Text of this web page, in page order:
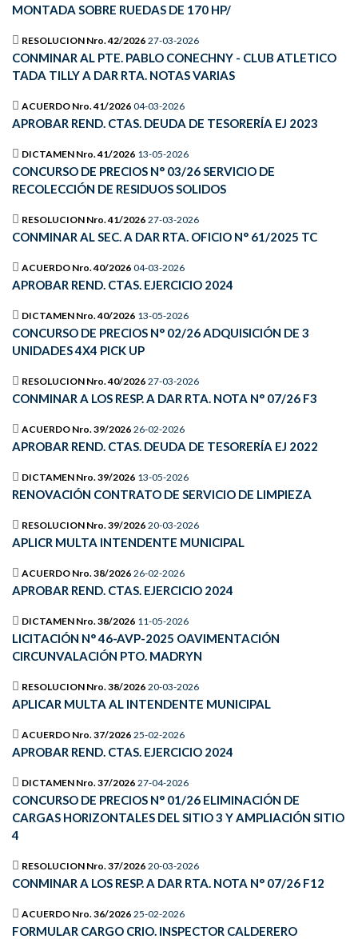
MONTADA SOBRE RUEDAS DE 170 HP/
RESOLUCION Nro. 42/2026 27-03-2026
CONMINAR AL PTE. PABLO CONECHNY - CLUB ATLETICO
TADA TILLY A DAR RTA. NOTAS VARIAS
ACUERDO Nro. 41/2026 04-03-2026
APROBAR REND. CTAS. DEUDA DE TESORERÍA EJ 2023
DICTAMEN Nro. 41/2026 13-05-2026
CONCURSO DE PRECIOS N° 03/26 SERVICIO DE
RECOLECCIÓN DE RESIDUOS SOLIDOS
RESOLUCION Nro. 41/2026 27-03-2026
CONMINAR AL SEC. A DAR RTA. OFICIO N° 61/2025 TC
ACUERDO Nro. 40/2026 04-03-2026
APROBAR REND. CTAS. EJERCICIO 2024
DICTAMEN Nro. 40/2026 13-05-2026
CONCURSO DE PRECIOS N° 02/26 ADQUISICIÓN DE 3
UNIDADES 4X4 PICK UP
RESOLUCION Nro. 40/2026 27-03-2026
CONMINAR A LOS RESP. A DAR RTA. NOTA N° 07/26 F3
ACUERDO Nro. 39/2026 26-02-2026
APROBAR REND. CTAS. DEUDA DE TESORERÍA EJ 2022
DICTAMEN Nro. 39/2026 13-05-2026
RENOVACIÓN CONTRATO DE SERVICIO DE LIMPIEZA
RESOLUCION Nro. 39/2026 20-03-2026
APLICR MULTA INTENDENTE MUNICIPAL
ACUERDO Nro. 38/2026 26-02-2026
APROBAR REND. CTAS. EJERCICIO 2024
DICTAMEN Nro. 38/2026 11-05-2026
LICITACIÓN N° 46-AVP-2025 OAVIMENTACIÓN
CIRCUNVALACIÓN PTO. MADRYN
RESOLUCION Nro. 38/2026 20-03-2026
APLICAR MULTA AL INTENDENTE MUNICIPAL
ACUERDO Nro. 37/2026 25-02-2026
APROBAR REND. CTAS. EJERCICIO 2024
DICTAMEN Nro. 37/2026 27-04-2026
CONCURSO DE PRECIOS N° 01/26 ELIMINACIÓN DE
CARGAS HORIZONTALES DEL SITIO 3 Y AMPLIACIÓN SITIO
4
RESOLUCION Nro. 37/2026 20-03-2026
CONMINAR A LOS RESP. A DAR RTA. NOTA N° 07/26 F12
ACUERDO Nro. 36/2026 25-02-2026
FORMULAR CARGO CRIO. INSPECTOR CALDERERO